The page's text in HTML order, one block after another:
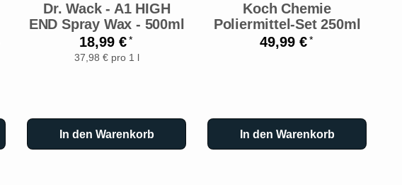
Dr. Wack - A1 HIGH
END Spray Wax - 500ml
18,99 €*
37,98 € pro 1 l
In den Warenkorb
Koch Chemie
Poliermittel-Set 250ml
49,99 €*
In den Warenkorb